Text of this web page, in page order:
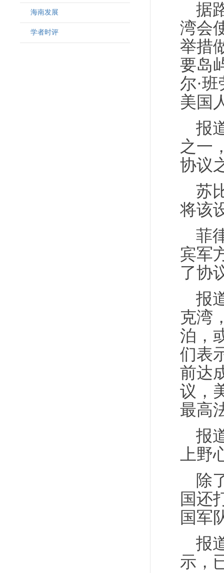
海南发展
学者时评
据
湾会
举措
要岛
尔·
美国
报
之一
协议
苏
将该
菲
宾军
了协
报
克湾
泊，
们表
前达
议，
最高
报
上野
除
国还
国军
报
示，